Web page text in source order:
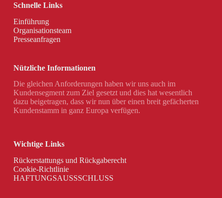
Schnelle Links
Einführung
Organisationsteam
Presseanfragen
Nützliche Informationen
Die gleichen Anforderungen haben wir uns auch im
Kundensegment zum Ziel gesetzt und dies hat wesentlich
dazu beigetragen, dass wir nun über einen breit gefächerten
Kundenstamm in ganz Europa verfügen.
Wichtige Links
Rückerstattungs und Rückgaberecht
Cookie-Richtlinie
HAFTUNGSAUSSSCHLUSS